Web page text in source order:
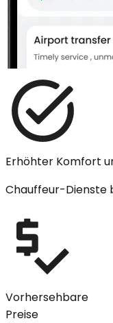
Erhöhter Komfort
Chauffeur-Dienste
Vorhersehbare
Preise